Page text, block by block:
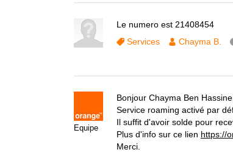
Le numero est 21408454
Services
Chayma B.
Equipe
Bonjour Chayma Ben Hassine,
Service roaming activé par
Il suffit d'avoir solde pour
Plus d'info sur ce lien https://
Merci.